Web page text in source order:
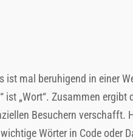
ist mal beruhigend in einer
ist „Wort“. Zusammen
Besuchern verschafft.
Wörter in Code oder